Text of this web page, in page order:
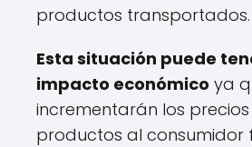
productos transportados.
Esta situación puede
impacto económico ya
incrementarán los
productos al consumidor